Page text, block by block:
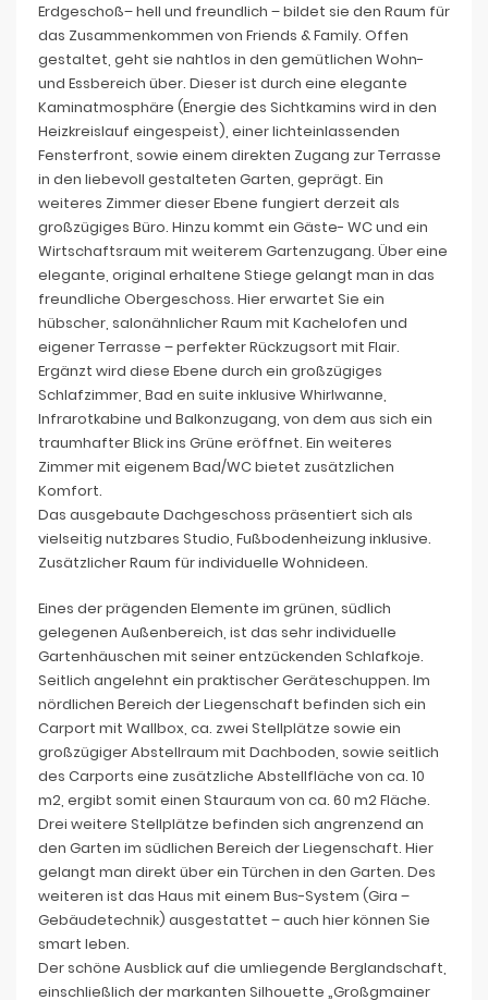
Erdgeschoß– hell und freundlich – bildet sie den Raum für
das Zusammenkommen von Friends & Family. Offen
gestaltet, geht sie nahtlos in den gemütlichen Wohn-
und Essbereich über. Dieser ist durch eine elegante
Kaminatmosphäre (Energie des Sichtkamins wird in den
Heizkreislauf eingespeist), einer lichteinlassenden
Fensterfront, sowie einem direkten Zugang zur Terrasse
in den liebevoll gestalteten Garten, geprägt. Ein
weiteres Zimmer dieser Ebene fungiert derzeit als
großzügiges Büro. Hinzu kommt ein Gäste- WC und ein
Wirtschaftsraum mit weiterem Gartenzugang. Über eine
elegante, original erhaltene Stiege gelangt man in das
freundliche Obergeschoss. Hier erwartet Sie ein
hübscher, salonähnlicher Raum mit Kachelofen und
eigener Terrasse – perfekter Rückzugsort mit Flair.
Ergänzt wird diese Ebene durch ein großzügiges
Schlafzimmer, Bad en suite inklusive Whirlwanne,
Infrarotkabine und Balkonzugang, von dem aus sich ein
traumhafter Blick ins Grüne eröffnet. Ein weiteres
Zimmer mit eigenem Bad/WC bietet zusätzlichen
Komfort.
Das ausgebaute Dachgeschoss präsentiert sich als
vielseitig nutzbares Studio, Fußbodenheizung inklusive.
Zusätzlicher Raum für individuelle Wohnideen.
Eines der prägenden Elemente im grünen, südlich
gelegenen Außenbereich, ist das sehr individuelle
Gartenhäuschen mit seiner entzückenden Schlafkoje.
Seitlich angelehnt ein praktischer Geräteschuppen. Im
nördlichen Bereich der Liegenschaft befinden sich ein
Carport mit Wallbox, ca. zwei Stellplätze sowie ein
großzügiger Abstellraum mit Dachboden, sowie seitlich
des Carports eine zusätzliche Abstellfläche von ca. 10
m2, ergibt somit einen Stauraum von ca. 60 m2 Fläche.
Drei weitere Stellplätze befinden sich angrenzend an
den Garten im südlichen Bereich der Liegenschaft. Hier
gelangt man direkt über ein Türchen in den Garten. Des
weiteren ist das Haus mit einem Bus-System (Gira –
Gebäudetechnik) ausgestattet – auch hier können Sie
smart leben.
Der schöne Ausblick auf die umliegende Berglandschaft,
einschließlich der markanten Silhouette „Großgmainer